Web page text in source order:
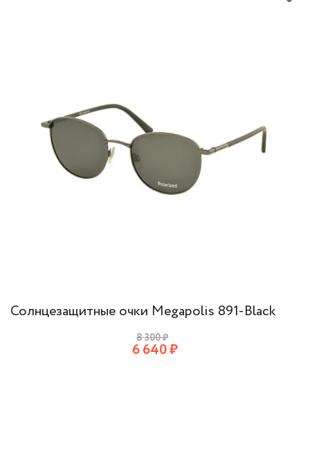
Солнцезащитные очки Megapolis 891-Black
8 300₽
6 640₽